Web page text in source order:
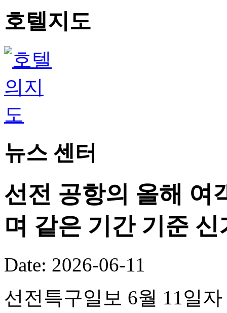
호텔지도
뉴스 센터
선전 공항의 올해 여
며 같은 기간 기준
Date: 2026-06-11
선전특구일보 6월 11일